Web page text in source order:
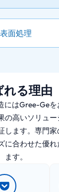
表面処理
れる理由
はGree-Geを
高いソリュー
します。専門
に合わせた優
ます。